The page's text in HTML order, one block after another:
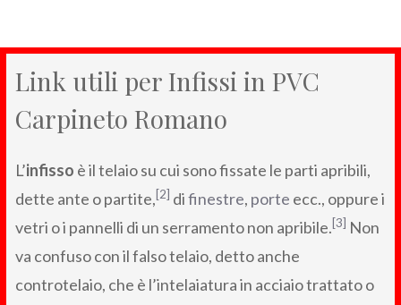
Link utili per Infissi in PVC
Carpineto Romano
L’infisso è il telaio su cui sono fissate le parti apribili,
dette ante o partite,[2] difinestre, porte ecc., oppure i
vetri o i pannelli di un serramento non apribile.[3] Non
va confuso con il falso telaio, detto anche
controtelaio, che è l’intelaiatura in acciaio trattato o